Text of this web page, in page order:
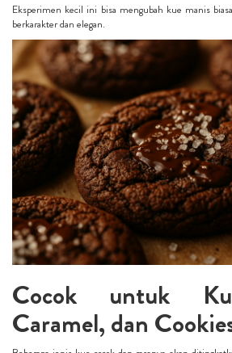
Eksperimen kecil ini bisa mengubah kue manis
berkarakter dan elegan.
Cocok untuk
Caramel, dan